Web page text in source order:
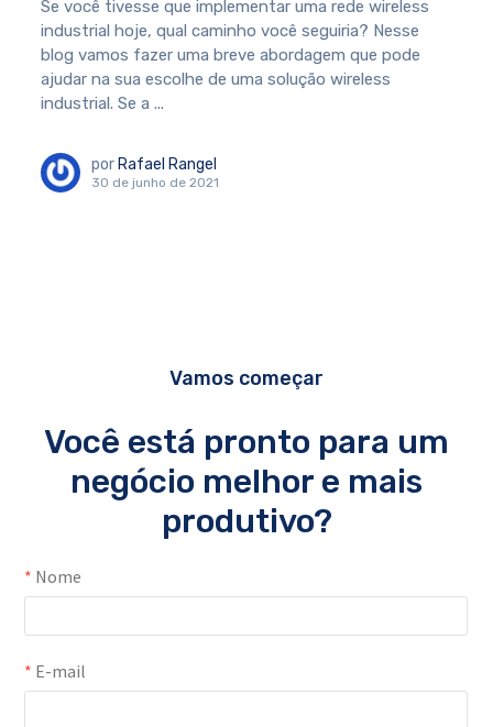
Se você tivesse que implementar uma rede wireless
industrial hoje, qual caminho você seguiria? Nesse
blog vamos fazer uma breve abordagem que pode
ajudar na sua escolhe de uma solução wireless
industrial. Se a ...
por Rafael Rangel
30 de junho de 2021
Vamos começar
Você está pronto para um
negócio melhor e mais
produtivo?